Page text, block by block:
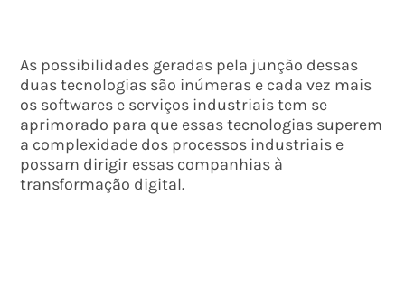
As possibilidades geradas pela junção dessas
duas tecnologias são inúmeras e cada vez mais
os softwares e serviços industriais tem se
aprimorado para que essas tecnologias superem
a complexidade dos processos industriais e
possam dirigir essas companhias à
transformação digital.